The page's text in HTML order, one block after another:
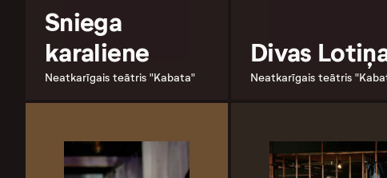
Sniega
karaliene
Neatkarīgais teātris "Kabata"
Divas
Neatkarīgais teātris